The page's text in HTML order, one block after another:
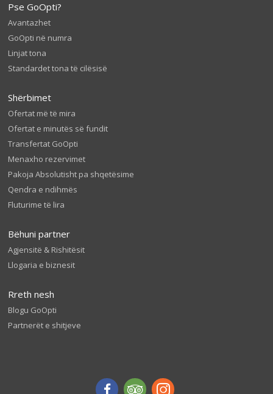
Pse GoOpti?
Avantazhet
GoOpti në numra
Linjat tona
Standardet tona të cilësisë
Shërbimet
Ofertat më të mira
Ofertat e minutës së fundit
Transfertat GoOpti
Menaxho rezervimet
Pakoja Absolutisht pa shqetësime
Qendra e ndihmës
Fluturime të lira
Bëhuni partner
Agjensitë & Rishitësit
Llogaria e biznesit
Rreth nesh
Blogu GoOpti
Partnerët e shitjeve